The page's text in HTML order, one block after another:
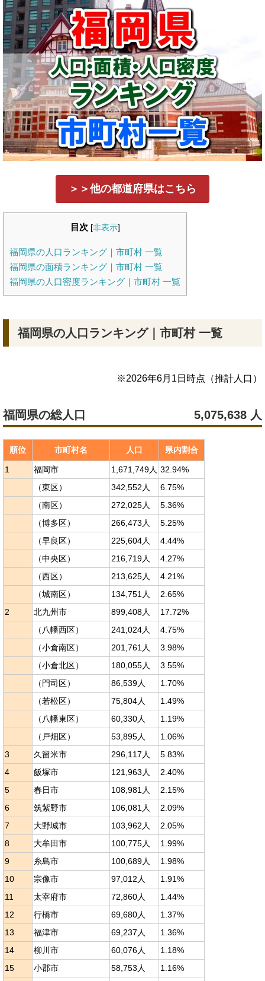
＞＞他の都道府県はこちら
目次 [非表示]
福岡県の人口ランキング｜市町村 一覧
福岡県の面積ランキング｜市町村 一覧
福岡県の人口密度ランキング｜市町村 一覧
福岡県の人口ランキング｜市町村 一覧
※2026年6月1日 時点（推計人口）
福岡県の総人口 5,075,638 人
順位 市町村名 人口 県内割合
1 福岡市 1,671,749人 32.94%
（東区）
342,552人
6.75%
（南区）
272,025人
5.36%
（博多区）
266,473人
5.25%
（早良区）
225,604人
4.44%
（中央区）
216,719人
4.27%
（西区）
213,625人
4.21%
（城南区）
134,751人
2.65%
2
北九州市 899,408人
17.72%
（八幡西区）
241,024人
4.75%
（小倉南区）
201,761人
3.98%
（小倉北区）
180,055人
3.55%
（門司区）
86,539人
1.70%
（若松区）
75,804人
1.49%
（八幡東区）
60,330人
1.19%
（戸畑区）
53,895人
1.06%
3
久留米市 296,117人
5.83%
4
飯塚市 121,963人
2.40%
5
春日市 108,981人
2.15%
6
筑紫野市 106,081人
2.09%
7
大野城市 103,962人
2.05%
8
大牟田市 100,775人
1.99%
9
糸島市 100,689人
1.98%
10
宗像市 97,012人
1.91%
11
太宰府市 72,860人
1.44%
12
行橋市 69,680人
1.37%
13
福津市 69,237人
1.36%
14
柳川市 60,076人
1.18%
15
小郡市 58,753人
1.16%